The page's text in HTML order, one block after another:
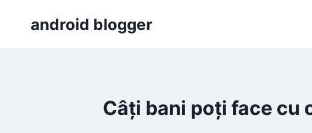
android blogger
Câți bani poți face cu